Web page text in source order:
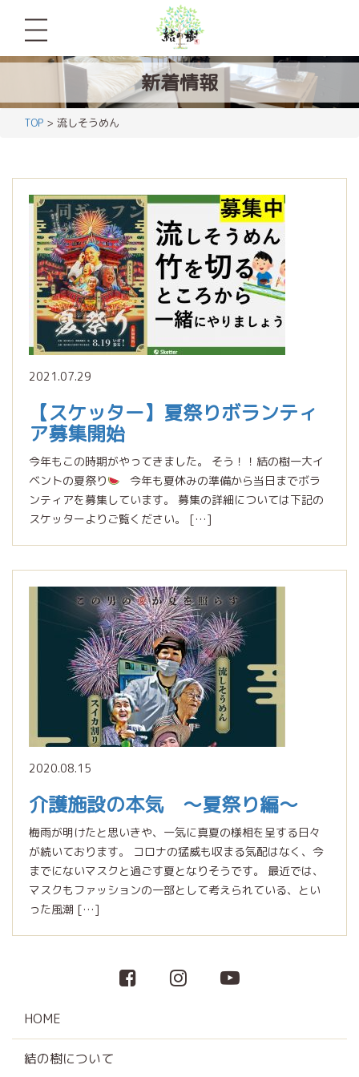
新着情報
TOP > 流しそうめん
2021.07.29
【スケッター】夏祭りボランティ
ア募集開始
今年もこの時期がやってきました。 そう！！結の樹一大イ
ベントの夏祭り
今年も夏休みの準備から当日までボラ
ンティアを募集しています。 募集の詳細については下記の
スケッターよりご覧ください。 […]
2020.08.15
介護施設の本気 〜夏祭り編〜
梅雨が明けたと思いきや、一気に真夏の様相を呈する日々
が続いております。 コロナの猛威も収まる気配はなく、今
までにないマスクと過ごす夏となりそうです。 最近では、
マスクもファッションの一部として考えられている、とい
った風潮 […]
HOME
結の樹について